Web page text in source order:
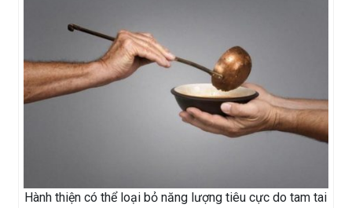
Hành thiện có thể loại bỏ năng lượng tiêu cực do tam tai